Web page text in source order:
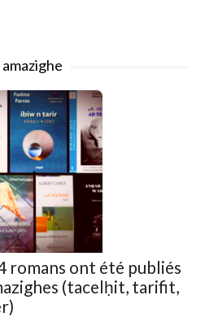
romans ont été publiés
(tacelḥit, tarifit,